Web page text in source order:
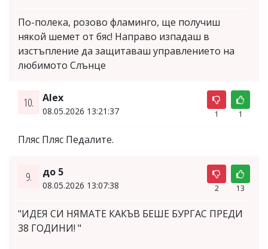
По-полека, розово фламинго, ще получиш
някой шемет от бяс! Направо изпадаш в
изстъпление да защитаваш управлението на
любимото Слънце
10. Alex
08.05.2026 13:21:37 1 1
Пляс Пляс Педалите.
9. до 5
08.05.2026 13:07:38 2 13
"ИДЕЯ СИ НЯМАТЕ КАКЪВ БЕШЕ БУРГАС ПРЕДИ
38 ГОДИНИ! "